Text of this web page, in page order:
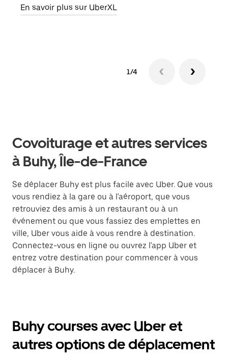
En savoir plus sur UberXL
1/4
Covoiturage et autres services
à Buhy, Île-de-France
Se déplacer Buhy est plus facile avec Uber. Que vous
vous rendiez à la gare ou à l'aéroport, que vous
retrouviez des amis à un restaurant ou à un
événement ou que vous fassiez des emplettes en
ville, Uber vous aide à vous rendre à destination.
Connectez-vous en ligne ou ouvrez l'app Uber et
entrez votre destination pour commencer à vous
déplacer à Buhy.
Buhy courses avec Uber et
autres options de déplacement